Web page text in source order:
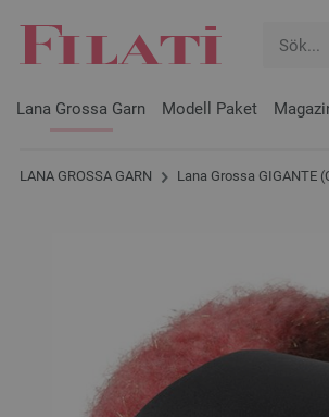
Lana Grossa Garn Modell Paket
LANA GROSSA GARN Lana Grossa GIGANTE